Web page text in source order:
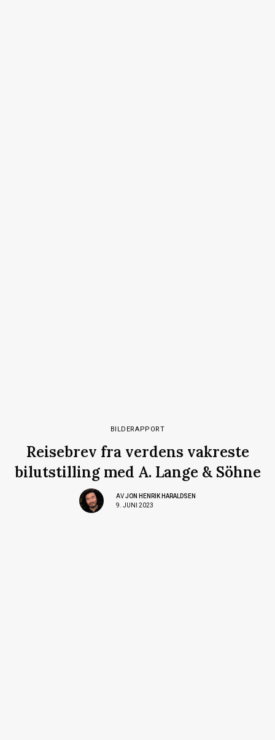
BILDERAPPORT
Reisebrev fra verdens vakreste
bilutstilling med A. Lange & Söhne
AVJON HENRIK HARALDSEN
9. JUNI 2023